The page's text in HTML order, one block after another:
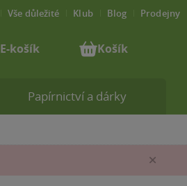
Papírnictví a dárky
Vše důležité Klub Blog Prodejny
E-košík Košík